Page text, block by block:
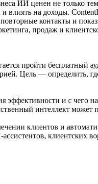
ИИ ценен не только
на доходы.
контакты и
продаж и
пройти бесплатный
Цель — определить,
и с чего
интеллект может
клиентов и
клиентских